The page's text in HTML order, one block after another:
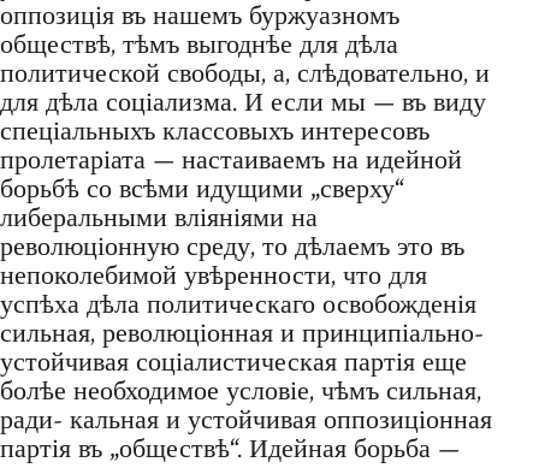
оппозиція въ нашемъ буржуазномъ
обществѣ, тѣмъ выгоднѣе для дѣла
политической свободы, а, слѣдовательно, и
для дѣла соціализма. И если мы — въ виду
спеціальныхъ классовыхъ интересовъ
пролетаріата — настаиваемъ на идейной
борьбѣ со всѣми идущими „сверху“
либеральными вліяніями на
революціонную среду, то дѣлаемъ это въ
непоколебимой увѣренности, что для
успѣха дѣла политическаго освобожденія
сильная, революціонная и принципіально-
устойчивая соціалистическая партія еще
болѣе необходимое условіе, чѣмъ сильная,
ради- кальная и устойчивая оппозиціонная
партія въ „обществѣ“. Идейная борьба —